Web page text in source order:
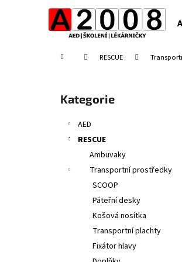
Domů RESCUE
Přeskočit
kategorie
Kategorie
AED
RESCUE
Ambuvaky
Transportní prostředky
SCOOP
Páteřní desky
Košová nosítka
Transportní plachty
Fixátor hlavy
Zpět
Zpět